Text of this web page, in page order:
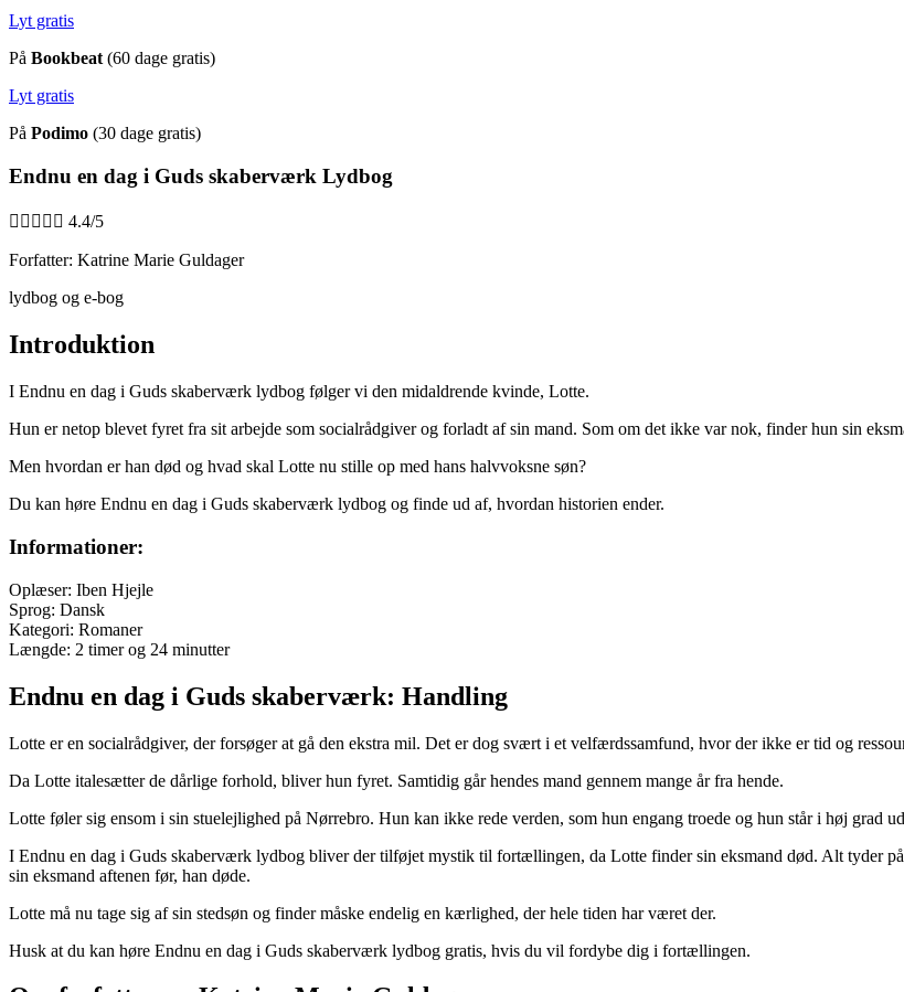
Lyt gratis
På Bookbeat (60 dage gratis)
Lyt gratis
På Podimo (30 dage gratis)
Endnu en dag i Guds skaberværk Lydbog
     4.4/5
Forfatter: Katrine Marie Guldager
lydbog og e-bog
Introduktion
I Endnu en dag i Guds skaberværk lydbog følger vi den midaldrende kvinde, Lotte.
Hun er netop blevet fyret fra sit arbejde som socialrådgiver og forladt af sin mand. Som om det ikke var nok, finder hun sin
Men hvordan er han død og hvad skal Lotte nu stille op med hans halvvoksne søn?
Du kan høre Endnu en dag i Guds skaberværk lydbog og finde ud af, hvordan historien ender.
Informationer:
Oplæser: Iben Hjejle
Sprog: Dansk
Kategori: Romaner
Længde: 2 timer og 24 minutter
Endnu en dag i Guds skaberværk: Handling
Lotte er en socialrådgiver, der forsøger at gå den ekstra mil. Det er dog svært i et velfærdssamfund, hvor der ikke er tid og
Da Lotte italesætter de dårlige forhold, bliver hun fyret. Samtidig går hendes mand gennem mange år fra hende.
Lotte føler sig ensom i sin stuelejlighed på Nørrebro. Hun kan ikke rede verden, som hun engang troede og hun står i høj grad
I Endnu en dag i Guds skaberværk lydbog bliver der tilføjet mystik til fortællingen, da Lotte finder sin eksmand død. Alt tyder
sin eksmand aftenen før, han døde.
Lotte må nu tage sig af sin stedsøn og finder måske endelig en kærlighed, der hele tiden har været der.
Husk at du kan høre Endnu en dag i Guds skaberværk lydbog gratis, hvis du vil fordybe dig i fortællingen.